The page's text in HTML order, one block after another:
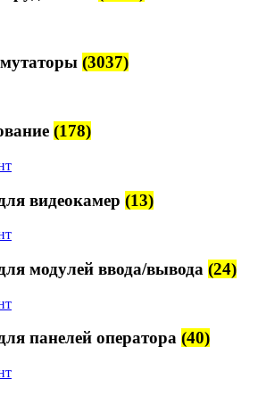
(3037)
(178)
видеокамер (13)
модулей ввода/вывода (24)
панелей оператора (40)